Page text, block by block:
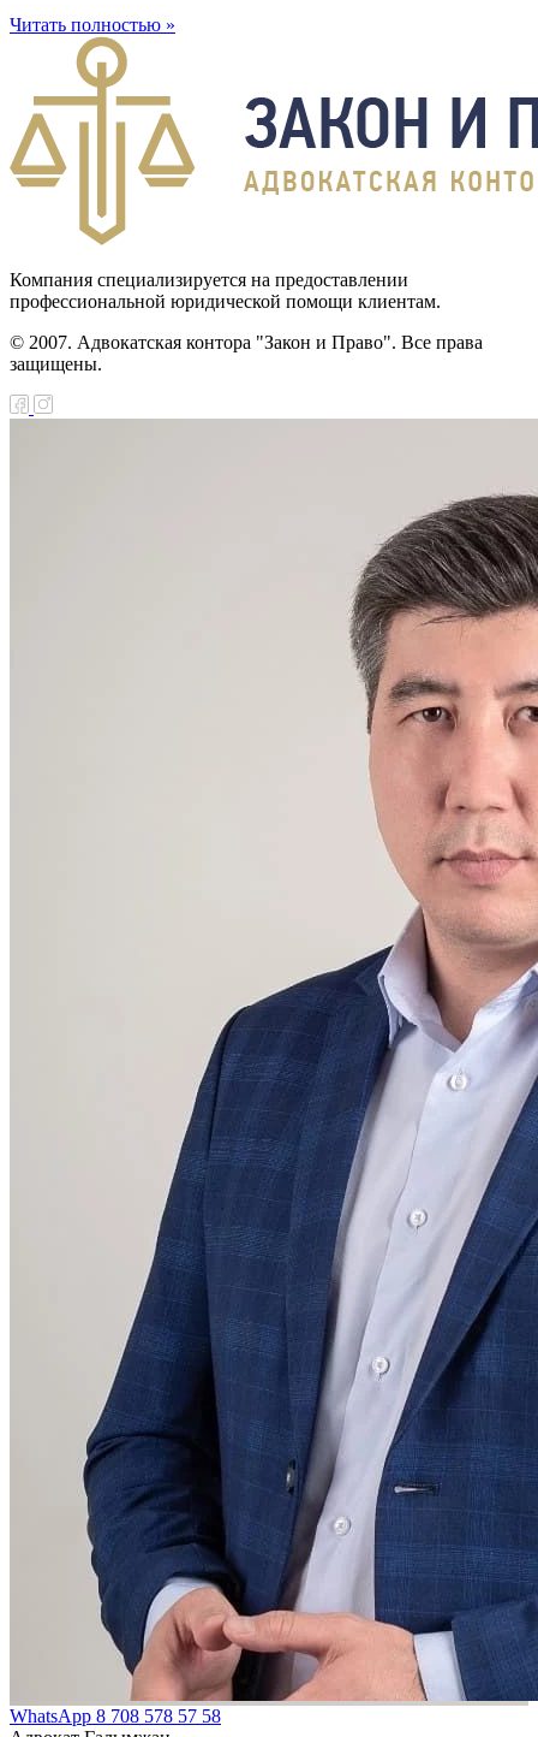
Читать полностью »
Компания специализируется на предоставлении
профессиональной юридической помощи клиентам.
© 2007. Адвокатская контора "Закон и Право". Все права
защищены.
WhatsApp 8 708 578 57 58